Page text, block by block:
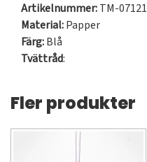
Artikelnummer:TM-07121
Material:Papper
Färg:Blå
Tvättråd:
Fler produkter